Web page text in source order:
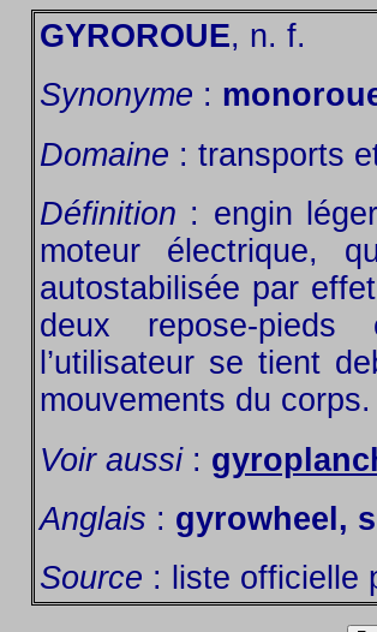
GYROROUE, n. f.
Synonyme :
Domaine : transports
Définition : engin
moteur électrique,
autostabilisée par
deux repose-pieds
l’utilisateur se tient
mouvements du corps.
Voir aussi:
Anglais : gyrowheel,
Source : liste officielle